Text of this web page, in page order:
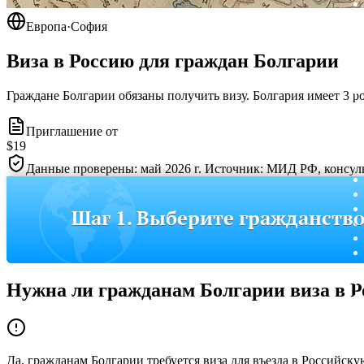
Европа·София
Виза в Россию для граждан Болгарии
Граждане Болгарии обязаны получить визу. Болгария имеет 3
Приглашение от
$19
Данные проверены: май 2026 г. Источник: МИД РФ,
Шаг 1. Выберите гражданство
Нужна ли гражданам Болгарии виза в
Да, гражданам Болгарии требуется виза для въезда в